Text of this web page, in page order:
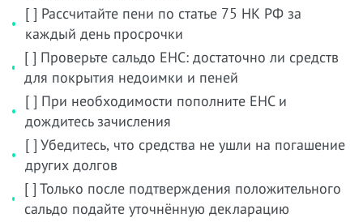
[ ] Рассчитайте пени по статье 75 НК РФ за
каждый день просрочки
[ ] Проверьте сальдо ЕНС: достаточно ли средств
для покрытия недоимки и пеней
[ ] При необходимости пополните ЕНС и
дождитесь зачисления
[ ] Убедитесь, что средства не ушли на погашение
других долгов
[ ] Только после подтверждения положительного
сальдо подайте уточнённую декларацию